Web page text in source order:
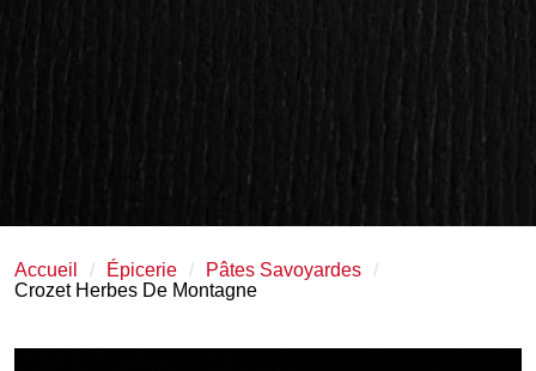
Accueil Épicerie
Pâtes Savoyardes
Crozet Herbes De Montagne